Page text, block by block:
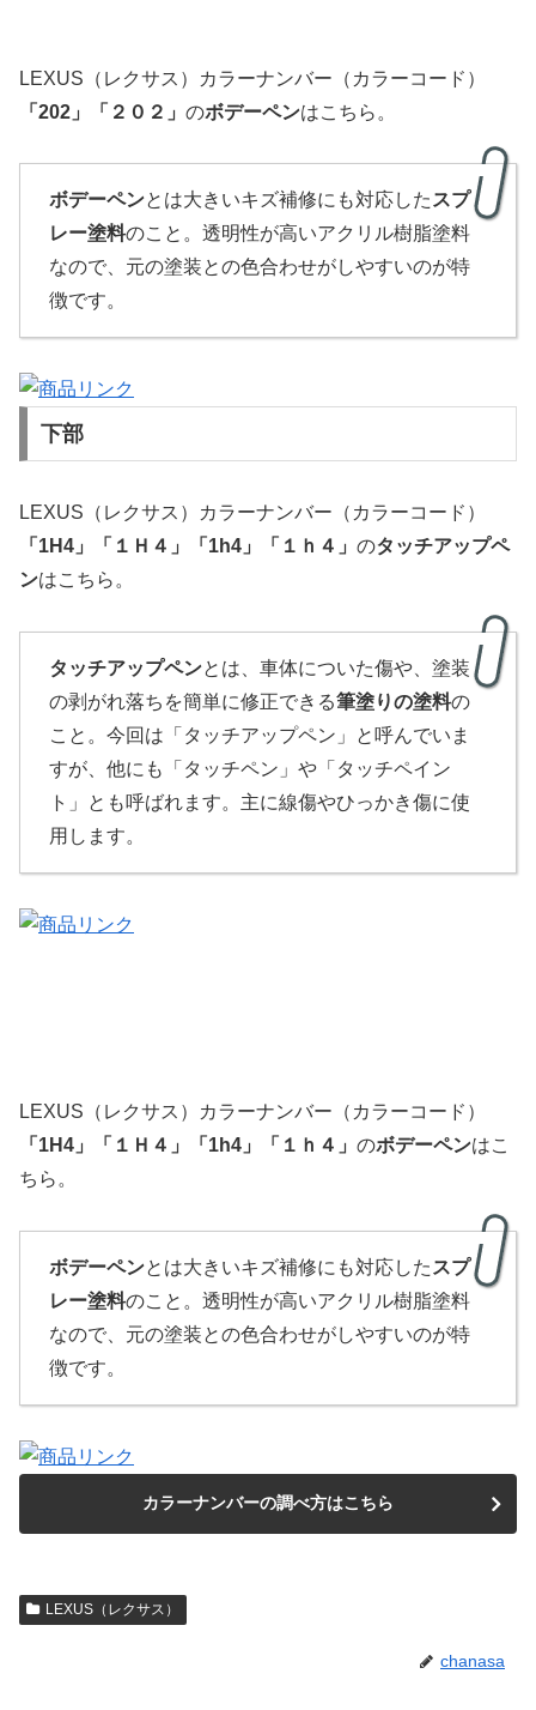
LEXUS（レクサス）カラーナンバー（カラーコード）
「 202」 「２０２」 のボデーペンはこちら。
ボデーペンとは大きいキズ補修にも対応した スプ
レー塗料のこと。透明性が高いアクリル樹脂塗料
なので、元の塗装との色合わせがしやすいのが特
徴です。
下部
LEXUS（レクサス）カラーナンバー（カラーコード）
「 1H4」 「１Ｈ４」 「1h4」「１ｈ４」 のタッチアップペ
ンはこちら。
タッチアップペンとは、車体についた傷や、塗装
の剥がれ落ちを簡単に修正できる筆塗りの塗料の
こと。今回は「タッチアップペン」と呼んでいま
すが、他にも「タッチペン」や「タッチペイン
ト」とも呼ばれます。主に線傷やひっかき傷に使
用します。
LEXUS（レクサス）カラーナンバー（カラーコード）
「 1H4」 「１Ｈ４」 「1h4」「１ｈ４」 のボデーペンはこ
ちら。
ボデーペンとは大きいキズ補修にも対応した スプ
レー塗料のこと。透明性が高いアクリル樹脂塗料
なので、元の塗装との色合わせがしやすいのが特
徴です。
カラーナンバーの調べ方はこちら
LEXUS（レクサス）
chanasa